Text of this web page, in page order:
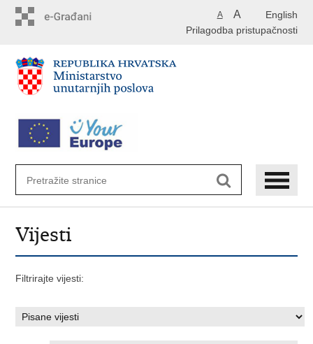
English
A A
Prilagodba pristupačnosti
Vijesti
Filtrirajte vijesti: